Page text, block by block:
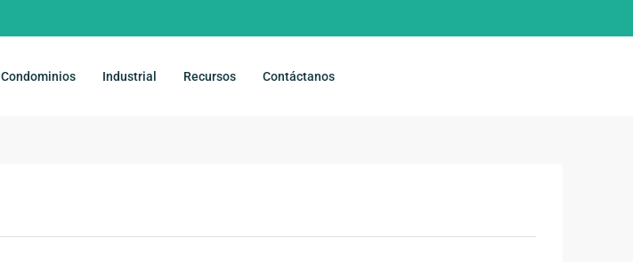
Condominios Industrial Recursos Contáctanos